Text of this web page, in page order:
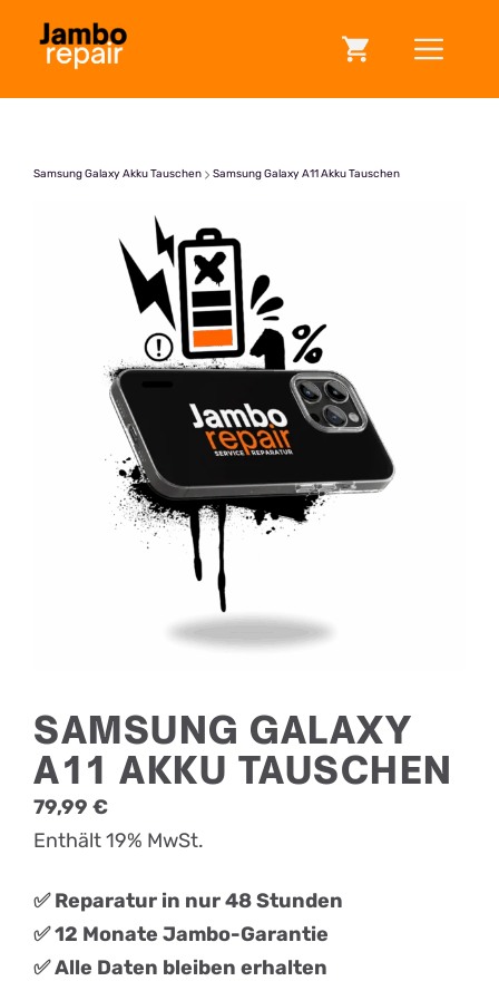
Inhalt
Samsung Galaxy Akku Tauschen Samsung Galaxy A11 Akku Tauschen
SAMSUNG GALAXY
A11 AKKU TAUSCHEN
79,99 €
Enthält 19% MwSt.
✅ Reparatur in nur 48 Stunden
✅ 12 Monate Jambo-Garantie
✅ Alle Daten bleiben erhalten